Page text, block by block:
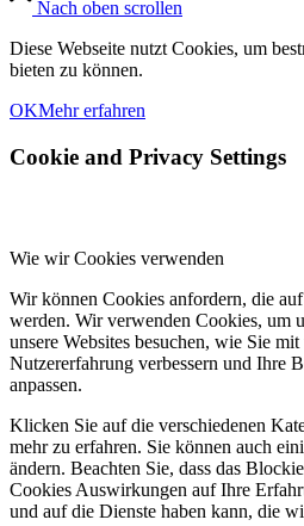
Nach oben scrollen
Diese Webseite nutzt Cookies, um
bieten zu können.
OKMehr erfahren
Cookie and Privacy Settings
Wie wir Cookies verwenden
Wir können Cookies anfordern, die
werden. Wir verwenden Cookies, um
unsere Websites besuchen, wie Sie
Nutzererfahrung verbessern und Ihre
anpassen.
Klicken Sie auf die verschiedenen
mehr zu erfahren. Sie können auch
ändern. Beachten Sie, dass das
Cookies Auswirkungen auf Ihre
und auf die Dienste haben kann, die